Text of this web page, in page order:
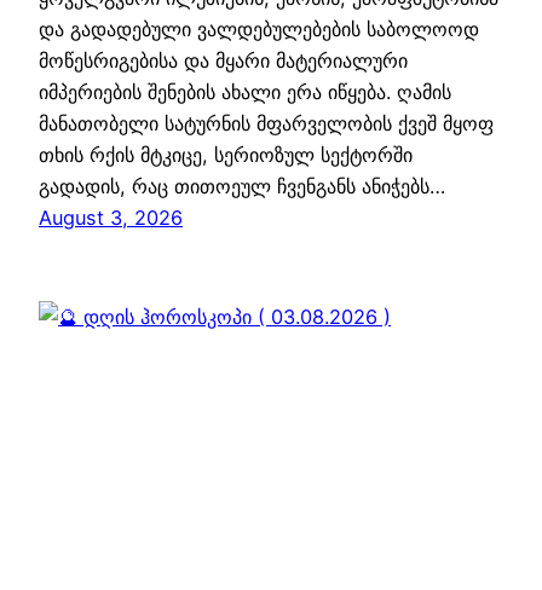
და გადადებული ვალდებულებების საბოლოოდ
მოწესრიგებისა და მყარი მატერიალური
იმპერიების შენების ახალი ერა იწყება. ღამის
მანათობელი სატურნის მფარველობის ქვეშ მყოფ
თხის რქის მტკიცე, სერიოზულ სექტორში
გადადის, რაც თითოეულ ჩვენგანს ანიჭებს…
August 3, 2026